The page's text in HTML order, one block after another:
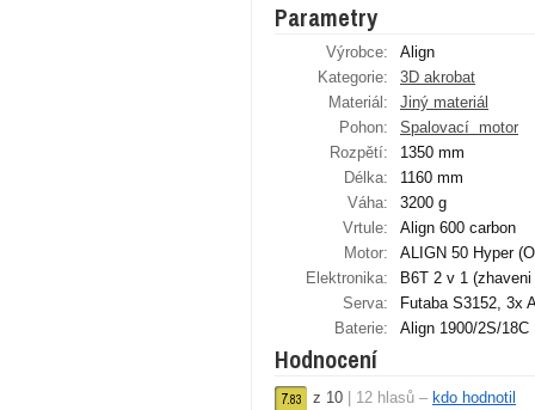
Parametry
Výrobce:
Align
Kategorie:
3D akrobat
Materiál:
Jiný materiál
Pohon:
Spalovací ­ motor
Rozpětí:
1350 mm
Délka:
1160 mm
Váha:
3200 g
Vrtule:
Align 600 carbon
Motor:
ALIGN 50 Hyper
Elektronika:
B6T 2 v 1
Serva:
Futaba S3152, 3x
Baterie:
Align 1900/2S/18C
Hodnocení
7.83 z 10 12 hlasů – kdo hodnotil